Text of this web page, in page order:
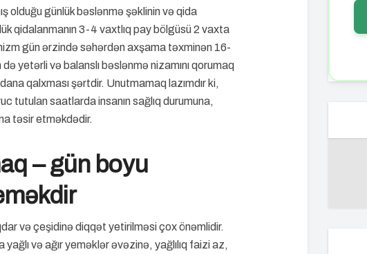
olduğu günlük bəslənmə şəklinin və qida
qidalanmanın 3-4 vaxtlıq pay bölgüsü 2 vaxta
gün ərzində səhərdən axşama təxminən 16-
yetərli və balanslı bəslənmə nizamını qorumaq
qalxması şərtdir. Unutmamaq lazımdır ki,
tutulan saatlarda insanın sağlıq durumuna,
təsir etməkdədir.
– gün boyu
və çeşidinə diqqət yetirilməsi çox önəmlidir.
və ağır yeməklər əvəzinə, yağlılıq faizi az,